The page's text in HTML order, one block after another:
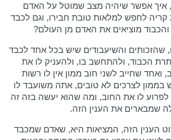
איך אפשר שיהיה מצב שמוטל על האדם
קריה לחפש למלאות טובת חבירו, וגם לכבד
מוציאים את האדם מן העולם?
והשיעבודים שיש בכל אחד לכבד
הכבוד, ולהתחשב בו, ולהעניק לו את
ואחד שחייב לשני חוב ממון אין לו רשות
לצרכים לא טובים, אתה משועבד לו
לפרוע לו את החוב, ומה שהוא יעשה בזה זה
שמבארים את הענין הזה.
הענין הזה, המציאות היא, שאדם שמכבד